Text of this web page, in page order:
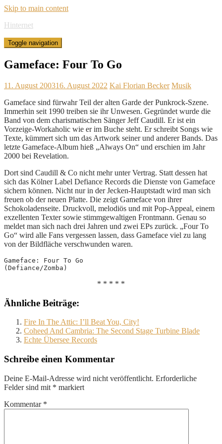
Skip to main content
Hinternet
Toggle navigation
Gameface: Four To Go
11. August 200316. August 2022 Kai Florian Becker Musik
Gameface sind fürwahr Teil der alten Garde der Punkrock-Szene.
Immerhin seit 1990 treiben sie ihr Unwesen. Gegründet wurde die
Band von dem charismatischen Sänger Jeff Caudill. Er ist ein
Vorzeige-Workaholic wie er im Buche steht. Er schreibt Songs wie
Texte, kümmert sich um das Artwork seiner und anderer Bands. Das
letzte Gameface-Album hieß „Always On“ und erschien im Jahr
2000 bei Revelation.
Dort sind Caudill & Co nicht mehr unter Vertrag. Statt dessen hat
sich das Kölner Label Defiance Records die Dienste von Gameface
sichern können. Nicht nur in der Jecken-Hauptstadt wird man sich
freuen ob der neuen Platte. Die zeigt Gameface von ihrer
Schokoladenseite. Druckvoll, melodiös und mit Pop-Appeal, einem
exzellenten Texter sowie stimmgewaltigen Frontmann. Genau so
meldet man sich nach drei Jahren und zwei EPs zurück. „Four To
Go“ wird alle Fans vergessen lassen, dass Gameface viel zu lang
von der Bildfläche verschwunden waren.
Gameface: Four To Go
(Defiance/Zomba)
* * * * *
Ähnliche Beiträge:
Fire In The Attic: I’ll Beat You, City!
Coheed And Cambria: The Second Stage Turbine Blade
Echte Übersee Records
Schreibe einen Kommentar
Deine E-Mail-Adresse wird nicht veröffentlicht. Erforderliche
Felder sind mit * markiert
Kommentar *